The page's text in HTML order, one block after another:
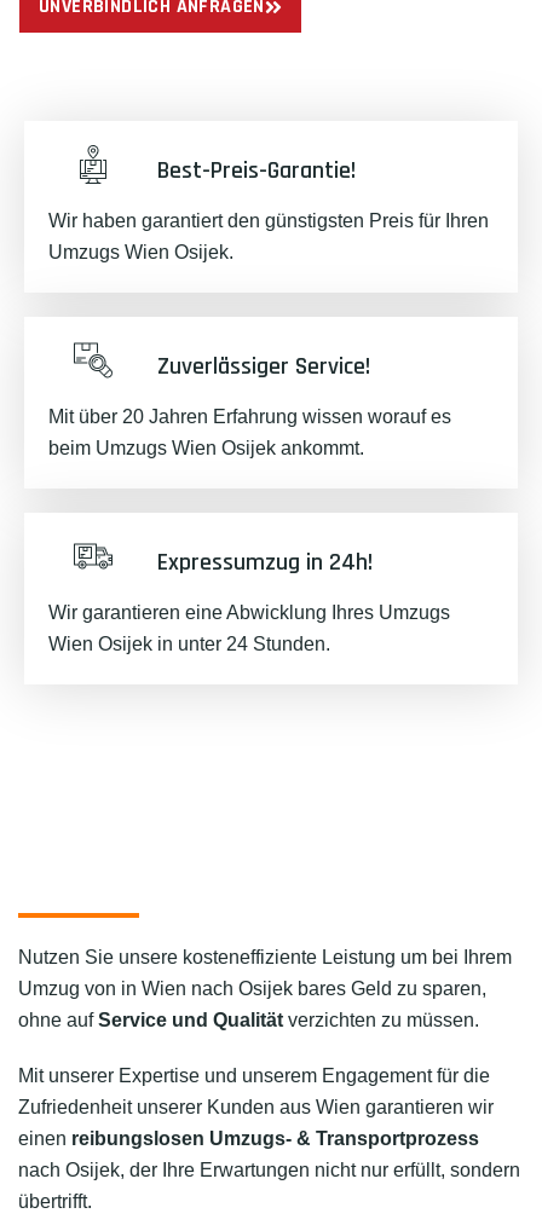
UNVERBINDLICH ANFRAGEN
Best-Preis-Garantie!
Wir haben garantiert den günstigsten Preis für Ihren
Umzugs Wien Osijek.
Zuverlässiger Service!
Mit über 20 Jahren Erfahrung wissen worauf es
beim Umzugs Wien Osijek ankommt.
Expressumzug in 24h!
Wir garantieren eine Abwicklung Ihres Umzugs
Wien Osijek in unter 24 Stunden.
Nutzen Sie unsere kosteneffiziente Leistung um bei Ihrem
Umzug von in Wien nach Osijek bares Geld zu sparen,
ohne aufService und Qualität verzichten zu müssen.
Mit unserer Expertise und unserem Engagement für die
Zufriedenheit unserer Kunden aus Wien garantieren wir
einen reibungslosen Umzugs- & Transportprozess
nach Osijek, der Ihre Erwartungen nicht nur erfüllt, sondern
übertrifft.